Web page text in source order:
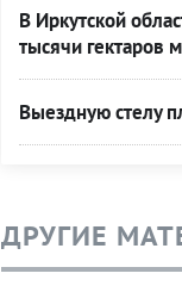
В Иркутской
тысячи гектаров
Выездную стелу
ДРУГИЕ